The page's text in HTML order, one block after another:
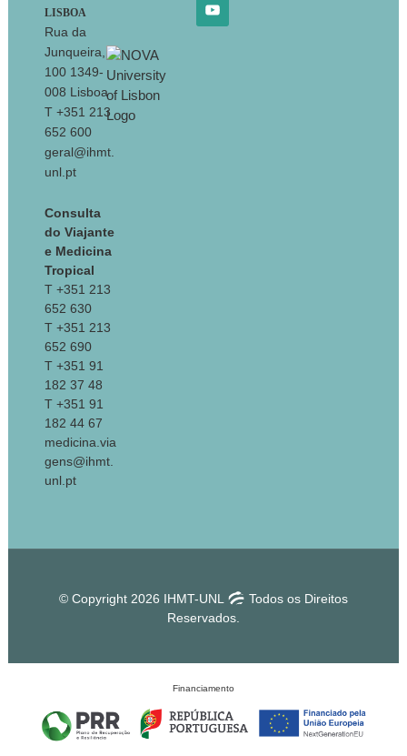
LISBOA
Rua da
Junqueira,
100 1349-
008 Lisboa
T +351 213
652 600
geral@ihmt.
unl.pt
Consulta
do Viajante
e Medicina
Tropical
T +351 213
652 630
T +351 213
652 690
T +351 91
182 37 48
T +351 91
182 44 67
medicina.via
gens@ihmt.
unl.pt
© Copyright 2026 IHMT-UNL
Todos os Direitos
Reservados.
Financiamento